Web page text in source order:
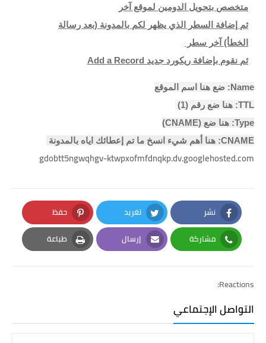
متخصص بتحويل الدومين لموقع آخر
ثم إضافة السطر الذي يظهر لكم بالمدونة (بعد رسالة
الخطأ) آخر سطر
ثم نقوم بإضافة ريكورد جديد Add a Record
Name: ضع هنا اسم الموقع
TTL: هنا ضع رقم (1)
Type: هنا ضع (CNAME)
CNAME: هنا أهم شيء انسخ ما تم إعطائك اياه بالمدونة
gdobtt5ngwqhgv-ktwpxofmfdnqkp.dv.googlehosted.com
نشر
Facebook
تغريد
Twitter
حفظ
Pinterest
مشاركة
Whatsapp
إرسال
Email
طباعة
Print
Reactions:
التواصل الإجتماعي